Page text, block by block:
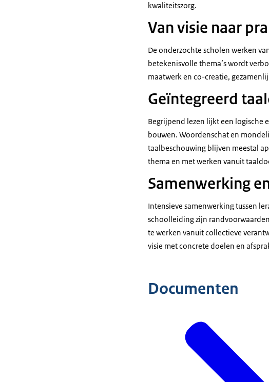
kwaliteitszorg.
Van visie naar
De onderzochte scholen werken
betekenisvolle thema’s wordt
maatwerk en co-creatie,
Geïntegreerd
Begrijpend lezen lijkt een logische
bouwen. Woordenschat en
taalbeschouwing blijven meestal
thema en met werken vanuit
Samenwerking
Intensieve samenwerking tussen
schoolleiding zijn
te werken vanuit collectieve
visie met concrete doelen en
Documenten